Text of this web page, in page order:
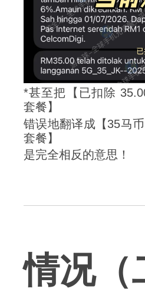
*甚至把【已扣除
套餐】
错误地翻译成【35马
套餐】
是完全相反的意思！
情况（